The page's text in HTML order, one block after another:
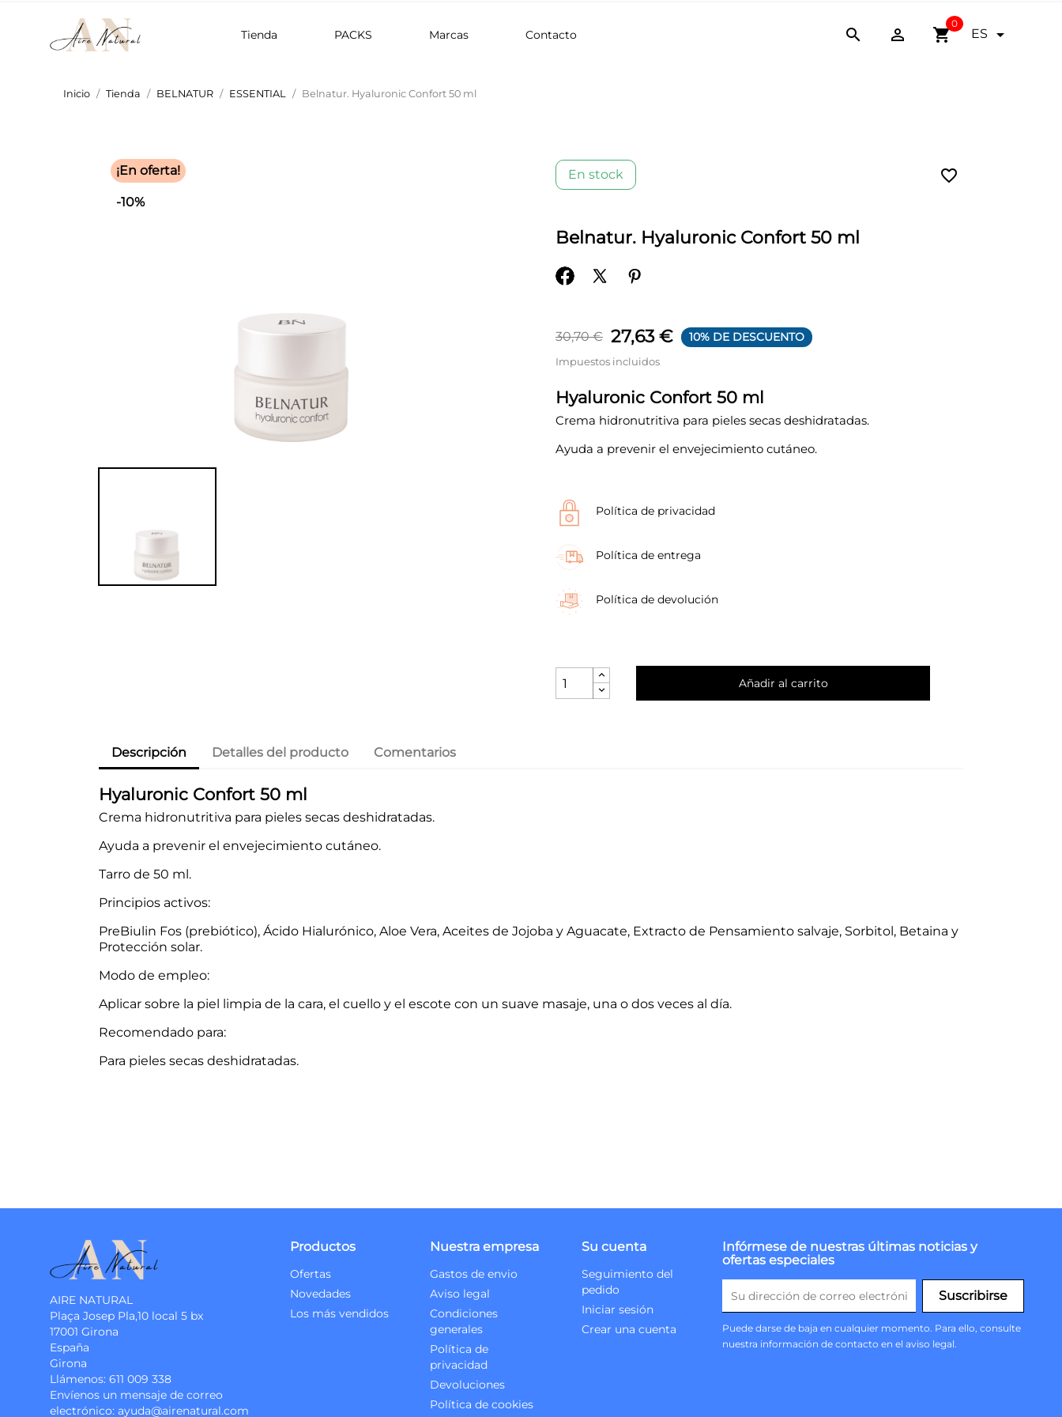
Tienda PACKS Marcas Contacto   shopping_cart
0
ES 
Inicio Tienda BELNATUR ESSENTIAL Belnatur. Hyaluronic Confort 50 ml
¡En oferta!
-10%
En stock favorite_border
Belnatur. Hyaluronic Confort 50 ml
30,70 € 27,63 € 10% DE DESCUENTO
Impuestos incluidos
Hyaluronic Confort 50 ml
Crema hidronutritiva para pieles secas deshidratadas.
Ayuda a prevenir el envejecimiento cutáneo.
Política de privacidad
Política de entrega
Política de devolución
Añadir al carrito
Descripción Detalles del producto Comentarios
Hyaluronic Confort 50 ml
Crema hidronutritiva para pieles secas deshidratadas.
Ayuda a prevenir el envejecimiento cutáneo.
Tarro de 50 ml.
Principios activos:
PreBiulin Fos (prebiótico), Ácido Hialurónico, Aloe Vera, Aceites de Jojoba y Aguacate, Extracto de Pensamiento salvaje, Sorbitol, Betaina y
Protección solar.
Modo de empleo:
Aplicar sobre la piel limpia de la cara, el cuello y el escote con un suave masaje, una o dos veces al día.
Recomendado para:
Para pieles secas deshidratadas.
AIRE NATURAL
Plaça Josep Pla,10 local 5 bx
17001 Girona
España
Girona
Llámenos: 611 009 338
Envíenos un mensaje de correo
electrónico: ayuda@airenatural.com
Productos
Ofertas
Novedades
Los más vendidos
Nuestra empresa
Gastos de envio
Aviso legal
Condiciones
generales
Política de
privacidad
Devoluciones
Política de cookies
Su cuenta
Seguimiento del
pedido
Iniciar sesión
Crear una cuenta
Infórmese de nuestras últimas noticias y
ofertas especiales
Puede darse de baja en cualquier momento. Para ello, consulte
nuestra información de contacto en el aviso legal.